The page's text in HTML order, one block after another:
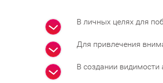
В личных целях для
Для привлечения
В создании видимости